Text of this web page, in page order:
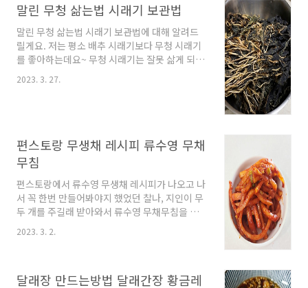
저 김장김치 양념 비율에 대해서 얘기해 볼게요.
절임배추는 20kg와 40kg의 용량이 가장 많은
사람들이 찾는 만큼 배추 크기에 따라서 들어가
는 포기수가 달라지지만 대략 20kg는 약 7~9 포
기 정도 되고 40kg는 20kg의 두 배인 14 ~ 18포
기 정도 된다고 보면 돼요. 보통 절임배추 5kg 정
말린 무청 삶는법 시래기 보관법
말린 무청 삶는법 시래기 보관법에 대해 알려드
릴게요. 저는 평소 배추 시래기보다 무청 시래기
를 좋아하는데요~ 무청 시래기는 잘못 삶게 되면
질기고 냄새가 나기 때문에 처음부터 잘 손질해
서 보관해줘야 합니다. 그럼 지금부터 말린 무청
보울에 말린 무청을 넣고 무청이 잠길 정도로 물
을 넉넉하게 받아 하루정도 푹 담가서 불려주세
요. 하루정도 물에 담가둔 무청은 역시나 깨끗한
새물을 넉넉하게 담아 센 불에 팔팔 삶아줍니다.
그리고 이 과정에서 물이 끓어오르면 불을 줄여
삶아주는데 말린 무청은 대략 한 시간에서 두시
아줬어요. 말린..
2023. 3. 27.
편스토랑 무생채 레시피 류수영 무채
무침
편스토랑에서 류수영 무생채 레시피가 나오고 나
서 꼭 한번 만들어봐야지 했었던 찰나, 지인이 무
두 개를 주길래 받아와서 류수영 무채무침을 한
번 만들어봤어요. 재료도 간단하고 만들기도 쉬
운데 새콤 매콤해서 너무 맛있더라고요? 그래서
춧가루 5T, 설탕 4T, 식초 3T, 진간장 2T, 액젓
2023. 3. 2.
달래장 만드는방법 달래간장 황금레